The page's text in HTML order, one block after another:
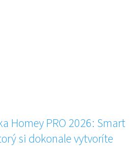
Homey PRO 2026: Smart
si dokonale vytvoríte